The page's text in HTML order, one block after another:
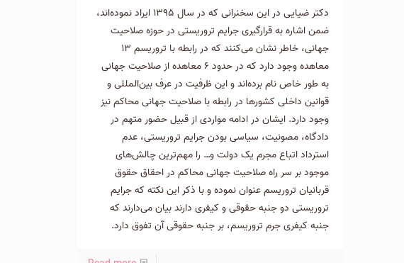
دکتر ضیایی در این سخنرانی که در سال ۱۳۹۵ ایراد نموده‌اند،
ضمن اشاره به قرارگیری جرایم تروریستی در حوزه صلاحیت
جهانی، خاطر نشان می‌کنند که در رابطه با تروریسم ۱۳
معاهده وجود دارد که در حدود ۶ معاهده از صلاحیت جهانی
به طور خاص نام برده‌اند و این ظرفیت در عرف بین‌المللی و
قوانین داخلی کشورها در رابطه با صلاحیت جهانی محاکم نیز
وجود دارد. ایشان در ادامه مواردی از قبیل حضور متهم در
دادگاه، مصونیت، سیاسی بودن جرایم تروریستی، عدم
استرداد اتباع مجرم یک دولت و… را مهم‌ترین چالش‌های
موجود بر سر راه صلاحیت جهانی محاکم در احقاق حقوق
قربانیان تروریسم عنوان نموده و با ذکر این نکته که جرایم
تروریستی دو جنبه حقوقی و کیفری دارند بیان می‌دارند که
جنبه کیفری جرم تروریسم، بر جنبه حقوقی آن تفوق دارد.